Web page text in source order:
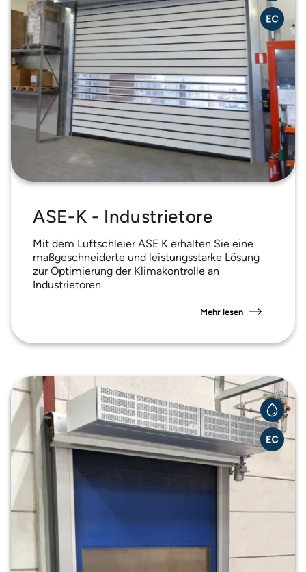
ASE-K - Industrietore
Mit dem Luftschleier ASE K erhalten Sie eine
maßgeschneiderte und leistungsstarke Lösung
zur Optimierung der Klimakontrolle an
Industrietoren
Mehr lesen